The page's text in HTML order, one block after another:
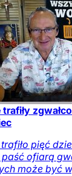
pięć
ofiarą
może być